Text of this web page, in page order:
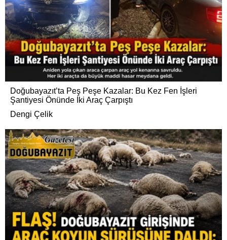
Doğubayazıt’ta Peş Peşe Kazalar: Bu Kez Fen İşleri
Şantiyesi Önünde İki Araç Çarpıştı
Dengi Çelik